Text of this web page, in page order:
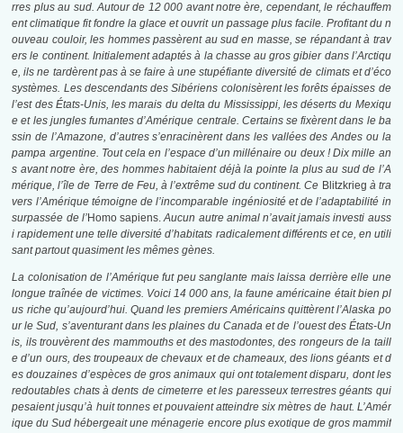
rres plus au sud. Autour de 12 000 avant notre ère, cependant, le réchauffem
ent climatique fit fondre la glace et ouvrit un passage plus facile. Profitant du n
ouveau couloir, les hommes passèrent au sud en masse, se répandant à trav
ers le continent. Initialement adaptés à la chasse au gros gibier dans l’Arctiqu
e, ils ne tardèrent pas à se faire à une stupéfiante diversité de climats et d’éco
systèmes. Les descendants des Sibériens colonisèrent les forêts épaisses de
l’est des États-Unis, les marais du delta du Mississippi, les déserts du Mexiqu
e et les jungles fumantes d’Amérique centrale. Certains se fixèrent dans le ba
ssin de l’Amazone, d’autres s’enracinèrent dans les vallées des Andes ou la
pampa argentine. Tout cela en l’espace d’un millénaire ou deux ! Dix mille an
s avant notre ère, des hommes habitaient déjà la pointe la plus au sud de l’A
mérique, l’île de Terre de Feu, à l’extrême sud du continent. Ce Blitzkrieg à tra
vers l’Amérique témoigne de l’incomparable ingéniosité et de l’adaptabilité in
surpassée de l’Homo sapiens.Aucun autre animal n’avait jamais investi auss
i rapidement une telle diversité d’habitats radicalement différents et ce, en utili
sant partout quasiment les mêmes gènes.
La colonisation de l’Amérique fut peu sanglante mais laissa derrière elle une
longue traînée de victimes. Voici 14 000 ans, la faune américaine était bien pl
us riche qu’aujourd’hui. Quand les premiers Américains quittèrent l’Alaska po
ur le Sud, s’aventurant dans les plaines du Canada et de l’ouest des États-Un
is, ils trouvèrent des mammouths et des mastodontes, des rongeurs de la taill
e d’un ours, des troupeaux de chevaux et de chameaux, des lions géants et d
es douzaines d’espèces de gros animaux qui ont totalement disparu, dont les
redoutables chats à dents de cimeterre et les paresseux terrestres géants qui
pesaient jusqu’à huit tonnes et pouvaient atteindre six mètres de haut. L’Amér
ique du Sud hébergeait une ménagerie encore plus exotique de gros mammif